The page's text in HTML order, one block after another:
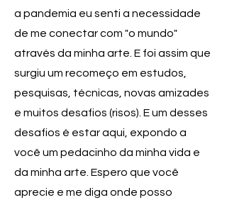
a pandemia eu senti a necessidade
de me conectar com "o mundo"
através da minha arte. E foi assim que
surgiu um recomeço em estudos,
pesquisas, técnicas, novas amizades
e muitos desafios (risos). E um desses
desafios é estar aqui, expondo a
você um pedacinho da minha vida e
da minha arte. Espero que você
aprecie e me diga onde posso